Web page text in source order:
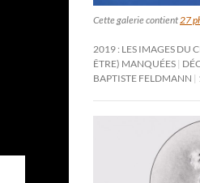
Cette galerie contient27
2019 : LES IMAGES DU
ÊTRE) MANQUÉES
BAPTISTE FELDMANN